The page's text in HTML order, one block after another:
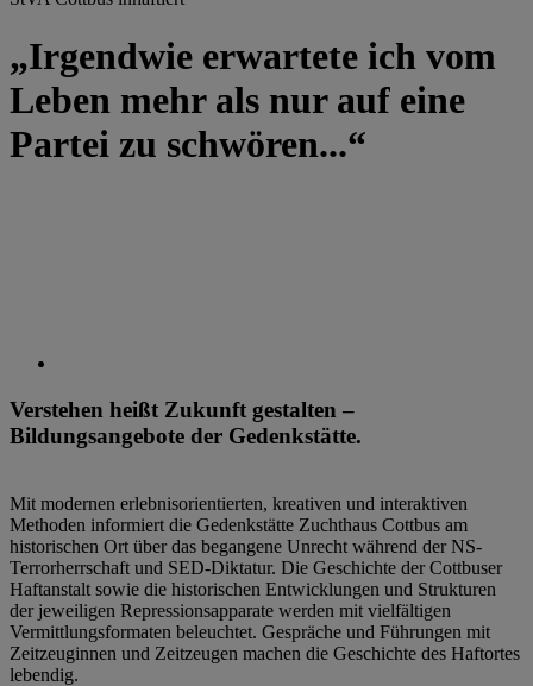
„Irgendwie erwartete ich vom
Leben mehr als nur auf eine
Partei zu schwören...“
Verstehen heißt Zukunft gestalten –
Bildungsangebote der Gedenkstätte.
Mit modernen erlebnisorientierten, kreativen und interaktiven
Methoden informiert die Gedenkstätte Zuchthaus Cottbus am
historischen Ort über das begangene Unrecht während der NS-
Terrorherrschaft und SED-Diktatur. Die Geschichte der Cottbuser
Haftanstalt sowie die historischen Entwicklungen und Strukturen
der jeweiligen Repressionsapparate werden mit vielfältigen
Vermittlungsformaten beleuchtet. Gespräche und Führungen mit
Zeitzeuginnen und Zeitzeugen machen die Geschichte des Haftortes
lebendig.